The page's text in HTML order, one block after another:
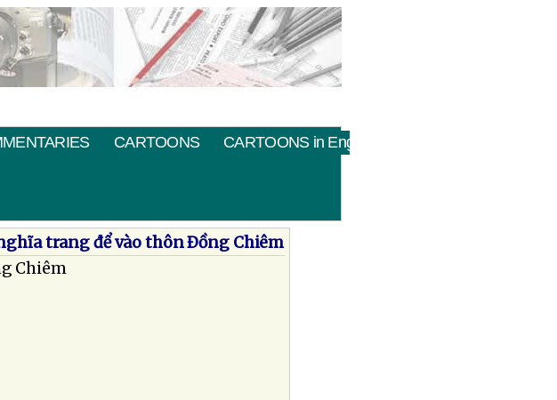
CARTOONS CARTOONS in English
trang để vào thôn Ðồng Chiêm
Chiêm